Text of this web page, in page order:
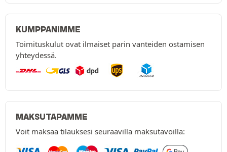
KUMPPANIMME
Toimituskulut ovat ilmaiset parin vanteiden ostamisen
yhteydessä.
MAKSUTAPAMME
Voit maksaa tilauksesi seuraavilla maksutavoilla: